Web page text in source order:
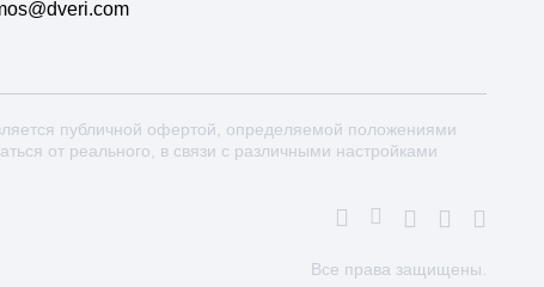
публичной офертой, определяемой положениями
от реального, в связи с различными настройками
Все права защищены.